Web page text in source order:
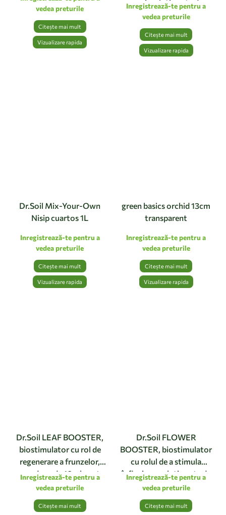
vedea preturile
Citește mai mult
Vizualizare rapida
verzi, soluție gata de
utilizare cu pulverizator de
1 litru
Inregistrează-te pentru a
vedea preturile
Citește mai mult
Vizualizare rapida
Dr.Soil Mix-Your-Own
Nisip cuartos 1L
Inregistrează-te pentru a
vedea preturile
Citește mai mult
Vizualizare rapida
green basics orchid 13cm
transparent
Inregistrează-te pentru a
vedea preturile
Citește mai mult
Vizualizare rapida
Dr.Soil LEAF BOOSTER,
biostimulator cu rol de
regenerare a frunzelor,
monodoza de 10ml pentru
1L de solutie pentru
pulverizat
Inregistrează-te pentru a
vedea preturile
Citește mai mult
Dr.Soil FLOWER
BOOSTER, biostimulator
cu rolul de a stimula
înflorirea, solutie gata de
utilizare cu pulverizator de
1 litru
Inregistrează-te pentru a
vedea preturile
Citește mai mult